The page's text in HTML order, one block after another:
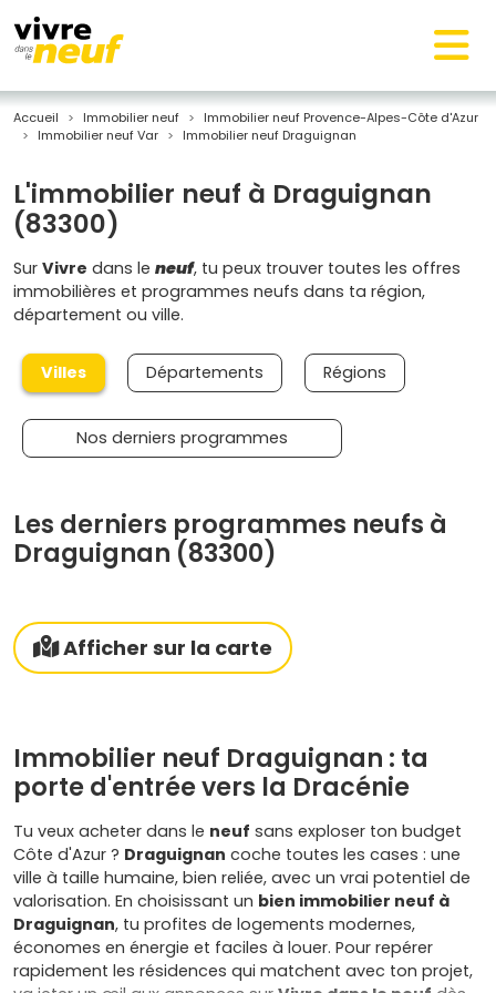
Accueil Immobilier neuf
Immobilier neuf Provence-Alpes-Côte d'Azur
Immobilier neuf Var
Immobilier neuf Draguignan
L'immobilier neuf à Draguignan
(83300)
Sur Vivre dans le neuf, tu peux trouver toutes les offres
immobilières et programmes neufs dans ta région,
département ou ville.
Villes Départements Régions
Nos derniers programmes
Les derniers programmes neufs à
Draguignan (83300)
Afficher sur la carte
Immobilier neuf Draguignan : ta
porte d'entrée vers la Dracénie
Tu veux acheter dans le neuf sans exploser ton budget
Côte d'Azur ? Draguignan coche toutes les cases : une
ville à taille humaine, bien reliée, avec un vrai potentiel de
valorisation. En choisissant un bien immobilier neuf à
Draguignan, tu profites de logements modernes,
économes en énergie et faciles à louer. Pour repérer
rapidement les résidences qui matchent avec ton projet,